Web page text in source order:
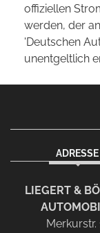
offiziellen
werden, der
'Deutschen
unentgeltlich
ADRESSE
LIEGERT &
Merkurstr.